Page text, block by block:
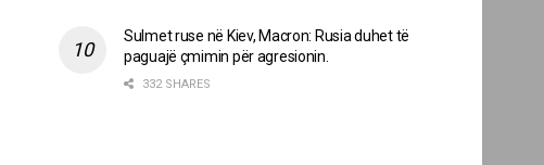
Sulmet ruse në Kiev, Macron: Rusia duhet të
paguajë çmimin për agresionin.
332 SHARES